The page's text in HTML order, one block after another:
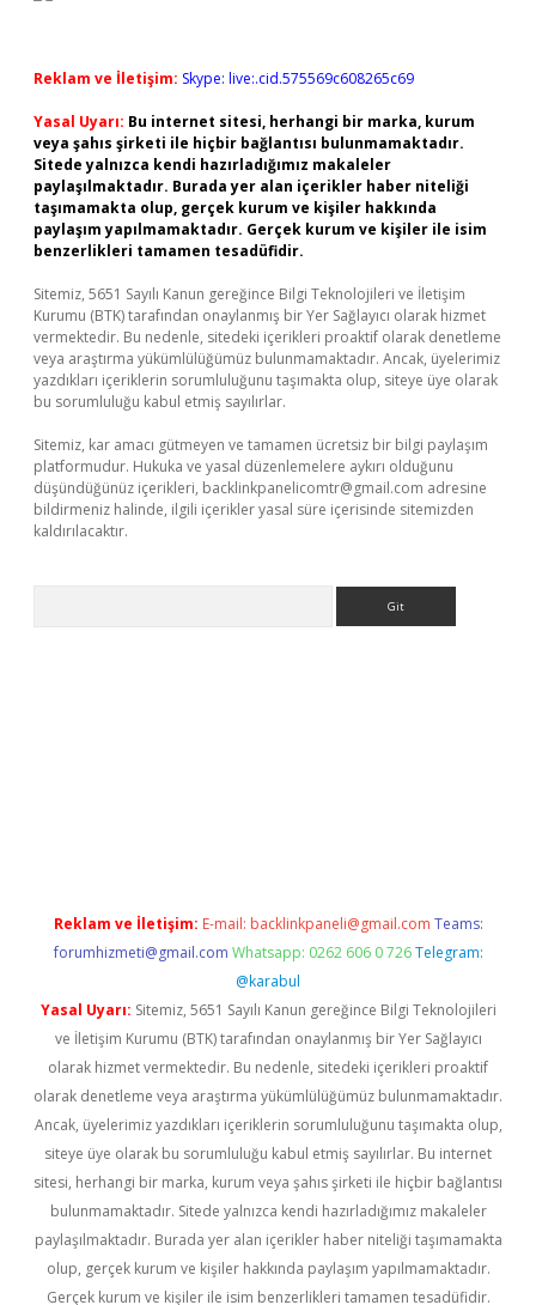
Reklam ve İletişim: Skype: live:.cid.575569c608265c69
Yasal Uyarı: Bu internet sitesi, herhangi bir marka, kurum
veya şahıs şirketi ile hiçbir bağlantısı bulunmamaktadır.
Sitede yalnızca kendi hazırladığımız makaleler
paylaşılmaktadır. Burada yer alan içerikler haber niteliği
taşımamakta olup, gerçek kurum ve kişiler hakkında
paylaşım yapılmamaktadır. Gerçek kurum ve kişiler ile isim
benzerlikleri tamamen tesadüfidir.
Sitemiz, 5651 Sayılı Kanun gereğince Bilgi Teknolojileri ve İletişim
Kurumu (BTK) tarafından onaylanmış bir Yer Sağlayıcı olarak hizmet
vermektedir. Bu nedenle, sitedeki içerikleri proaktif olarak denetleme
veya araştırma yükümlülüğümüz bulunmamaktadır. Ancak, üyelerimiz
yazdıkları içeriklerin sorumluluğunu taşımakta olup, siteye üye olarak
bu sorumluluğu kabul etmiş sayılırlar.
Sitemiz, kar amacı gütmeyen ve tamamen ücretsiz bir bilgi paylaşım
platformudur. Hukuka ve yasal düzenlemelere aykırı olduğunu
düşündüğünüz içerikleri, backlinkpanelicomtr@gmail.com adresine
bildirmeniz halinde, ilgili içerikler yasal süre içerisinde sitemizden
kaldırılacaktır.
Reklam ve İletişim: E-mail: backlinkpaneli@gmail.com Teams:
forumhizmeti@gmail.com Whatsapp: 0262 606 0 726 Telegram:
@karabul
Yasal Uyarı: Sitemiz, 5651 Sayılı Kanun gereğince Bilgi Teknolojileri
ve İletişim Kurumu (BTK) tarafından onaylanmış bir Yer Sağlayıcı
olarak hizmet vermektedir. Bu nedenle, sitedeki içerikleri proaktif
olarak denetleme veya araştırma yükümlülüğümüz bulunmamaktadır.
Ancak, üyelerimiz yazdıkları içeriklerin sorumluluğunu taşımakta olup,
siteye üye olarak bu sorumluluğu kabul etmiş sayılırlar. Bu internet
sitesi, herhangi bir marka, kurum veya şahıs şirketi ile hiçbir bağlantısı
bulunmamaktadır. Sitede yalnızca kendi hazırladığımız makaleler
paylaşılmaktadır. Burada yer alan içerikler haber niteliği taşımamakta
olup, gerçek kurum ve kişiler hakkında paylaşım yapılmamaktadır.
Gerçek kurum ve kişiler ile isim benzerlikleri tamamen tesadüfidir.